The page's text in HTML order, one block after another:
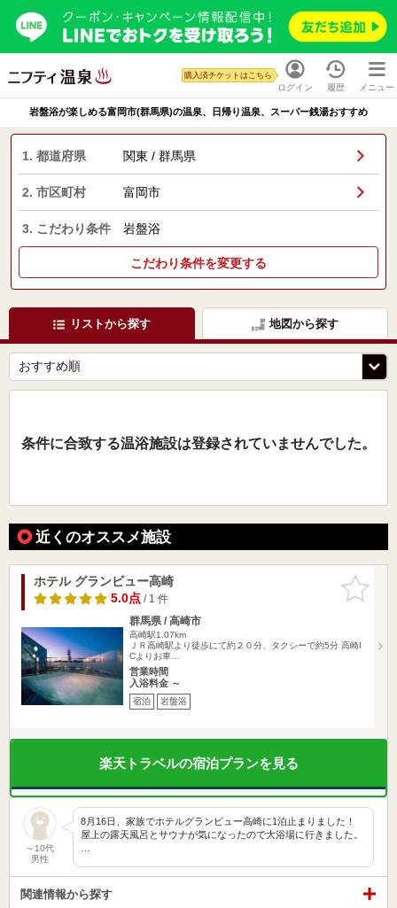
ログイン
購入済チケットはこちら
履歴 メニュー
岩盤浴が楽しめる富岡市(群馬県)の温泉、日帰り温泉、スーパー銭湯おすすめ
1. 都道府県 関東 / 群馬県
2. 市区町村 富岡市
3. こだわり条件 岩盤浴
こだわり条件を変更する
リストから探す 地図から探す
条件に合致する温浴施設は登録されていませんでした。
近くのオススメ施設
お気に入
りに追加
ホテル グランビュー高崎
5.0点/ 1 件
群馬県 / 高崎市
高崎駅1.07km
ＪＲ高崎駅より徒歩にて約２０分、タクシーで約5分 高崎I
Cよりお車…
営業時間
入浴料金 ～
宿泊 岩盤浴
楽天トラベルの宿泊プランを見る
～10代
男性
8月16日、家族でホテルグランビュー高崎に1泊止まりました！
屋上の露天風呂とサウナが気になったので大浴場に行きました。
関連情報から探す